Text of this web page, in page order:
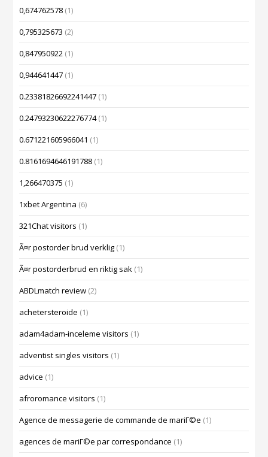
0,674762578 (1)
0,795325673 (2)
0,847950922 (1)
0,944641447 (1)
0.23381826692241447 (1)
0.24793230622276774(1)
0.671221605966041 (1)
0.8161694646191788 (1)
1,266470375 (1)
1xbet Argentina (6)
321Chat visitors (1)
Ã¤r postorder brud verklig (1)
Ã¤r postorderbrud en riktig sak (1)
ABDLmatch review (2)
achetersteroide (1)
adam4adam-inceleme visitors (1)
adventist singles visitors (1)
advice (1)
afroromance visitors (1)
Agence de messagerie de commande de mariГ©e (1)
agences de mariГ©e par correspondance (1)